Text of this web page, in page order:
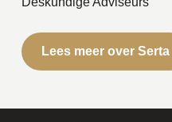
Lees meer over Serta